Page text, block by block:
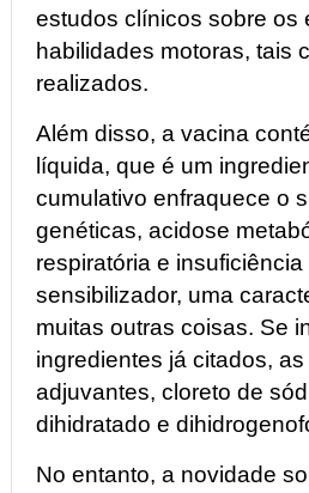
estudos clínicos sobre os
habilidades motoras, tais
realizados.
Além disso, a vacina
líquida, que é um
cumulativo enfraquece o
genéticas, acidose
respiratória e
sensibilizador, uma
muitas outras coisas. Se
ingredientes já citados,
adjuvantes, cloreto de
dihidratado e
No entanto, a novidade